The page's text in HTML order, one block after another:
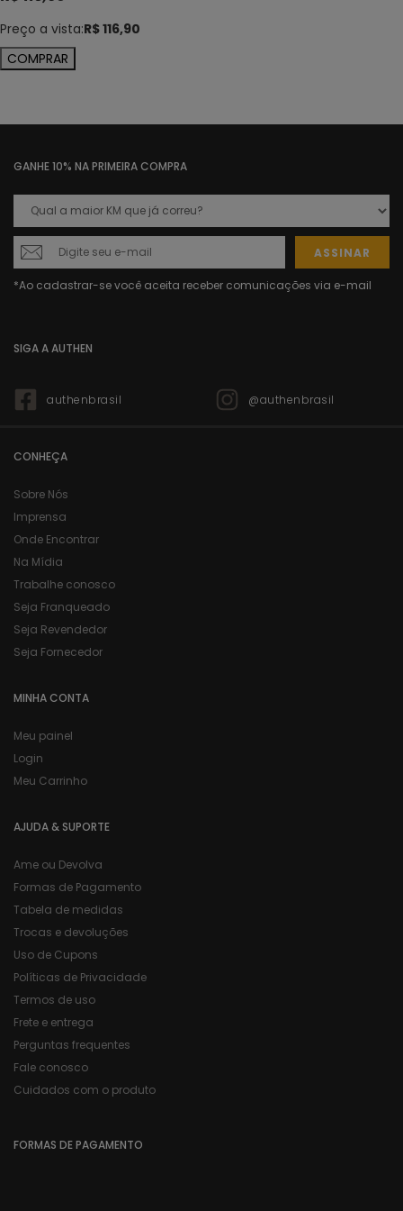
Preço a vista:R$ 116,90
COMPRAR
GANHE 10% NA PRIMEIRA COMPRA
ASSINAR
SIGA A AUTHEN
authenbrasil @authenbrasil
CONHEÇA
Sobre Nós
Imprensa
Onde Encontrar
Na Mídia
Trabalhe conosco
Seja Franqueado
Seja Revendedor
Seja Fornecedor
MINHA CONTA
Meu painel
Login
Meu Carrinho
AJUDA & SUPORTE
Ame ou Devolva
Formas de Pagamento
Tabela de medidas
Trocas e devoluções
Uso de Cupons
Políticas de Privacidade
Termos de uso
Frete e entrega
Perguntas frequentes
Fale conosco
Cuidados com o produto
FORMAS DE PAGAMENTO